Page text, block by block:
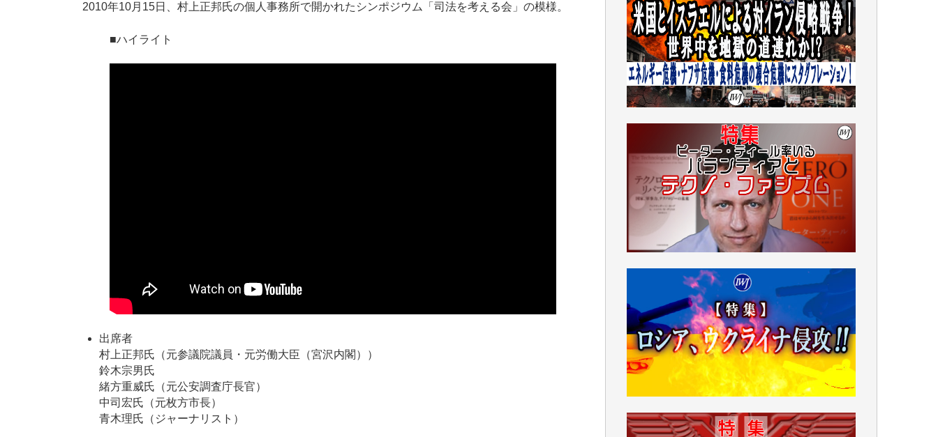
2010年10月15日、村上正邦氏の個人事務所で開かれたシンポジウム「司法を考える会」の模様。
■ハイライト
出席者
村上正邦氏（元参議院議員・元労働大臣（宮沢内閣））
鈴木宗男氏
緒方重威氏（元公安調査庁長官）
中司宏氏（元枚方市長）
青木理氏（ジャーナリスト）